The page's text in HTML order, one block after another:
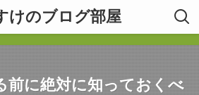
けのブログ部屋
前に絶対に知っておくべ